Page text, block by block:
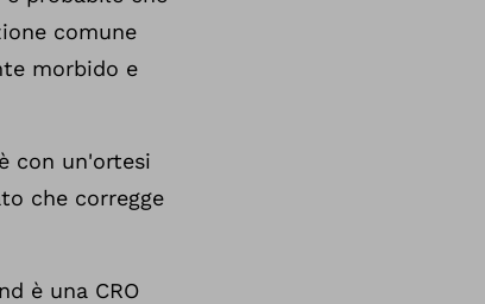
comune
morbido e
con un'ortesi
che corregge
è una CRO